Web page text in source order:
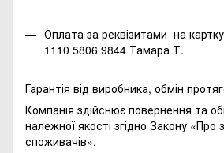
Оплата за реквізитами на
1110 5806 9844 Тамара Т.
Гарантія від виробника, обмін
Компанія здійснює повернення та
належної якості згідно Закону «Про
споживачів».